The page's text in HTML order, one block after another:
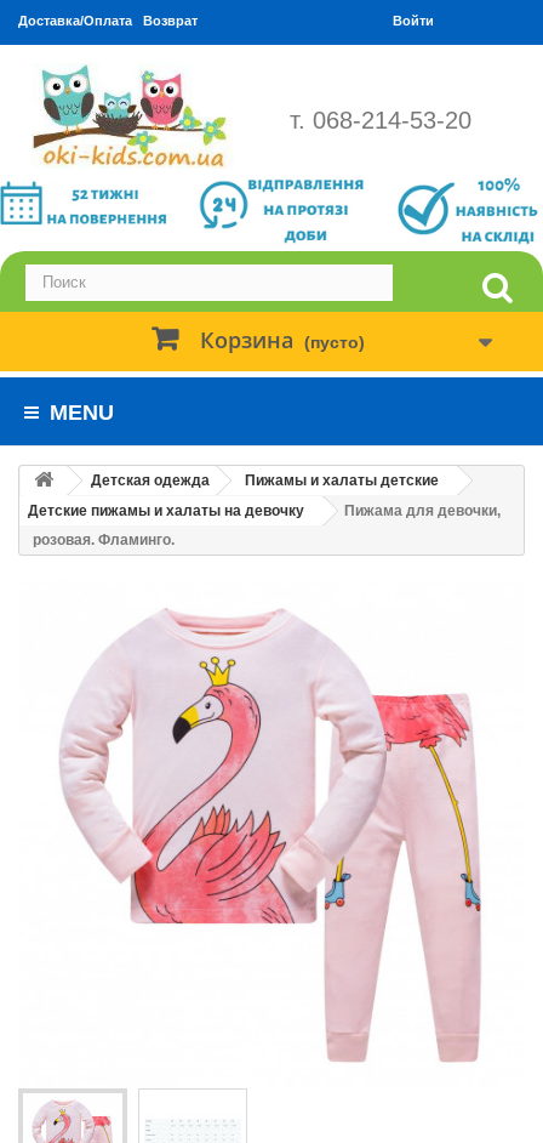
Доставка/Оплата Возврат Войти
т. 068-214-53-20
Корзина (пусто)
MENU
Детская одежда
Пижамы и халаты детские
Детские пижамы и халаты на девочку
Пижама для девочки,
розовая. Фламинго.